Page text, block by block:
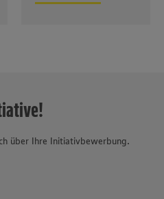
über Ihre Initiativbewerbung.